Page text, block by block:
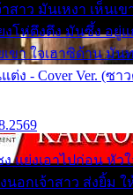
าสาว มันเหงา เห็น
งโห่ตึงตึง มันซึ้ง อยู่
เขา ใจเฮาซิด้าน มั
ต่ง - Cover Ver. (ซา
ง แย่งเอาไปก่อน หั
อกเจ้าสาว ส่งยิ้ม ใ